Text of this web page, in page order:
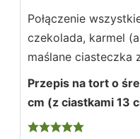
Połączenie
czekolada, karmel
maślane ciasteczka
Przepis na tort o
cm (z ciastkami 13